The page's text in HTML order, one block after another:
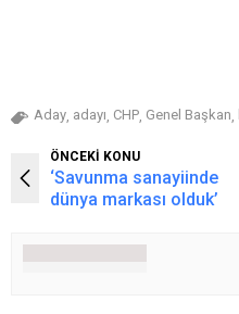
Aday, adayı, CHP, Genel Başkan,
ÖNCEKİ KONU
‘Savunma sanayiinde
dünya markası olduk’